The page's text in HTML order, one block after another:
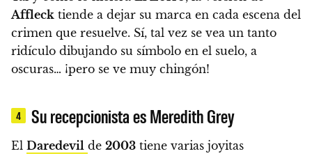
Affleck tiende a dejar su marca en cada escena del
crimen que resuelve. Sí, tal vez se vea un tanto
ridículo dibujando su símbolo en el suelo, a
oscuras… ¡pero se ve muy chingón!
4 Su recepcionista es Meredith Grey
El Daredevil de 2003 tiene varias joyitas